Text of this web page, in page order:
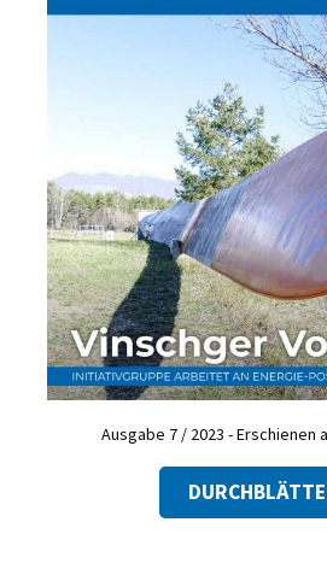
Ausgabe 7 / 2023 - Erschienen